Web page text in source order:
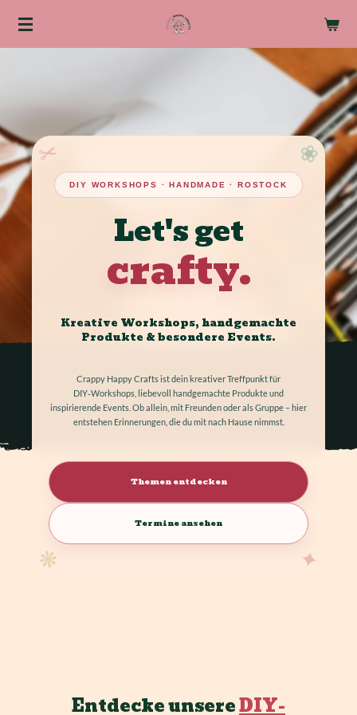
Zum
Hauptinhalt
✂ ❀
❋ ✦
DIY WORKSHOPS · HANDMADE · ROSTOCK
Let's get
crafty.
Kreative Workshops, handgemachte
Produkte & besondere Events.
Crappy Happy Crafts ist dein kreativer Treffpunkt für
DIY‑Workshops, liebevoll handgemachte Produkte und
inspirierende Events. Ob allein, mit Freunden oder als Gruppe – hier
entstehen Erinnerungen, die du mit nach Hause nimmst.
Themen entdecken
Termine ansehen
Entdecke unsereDIY-